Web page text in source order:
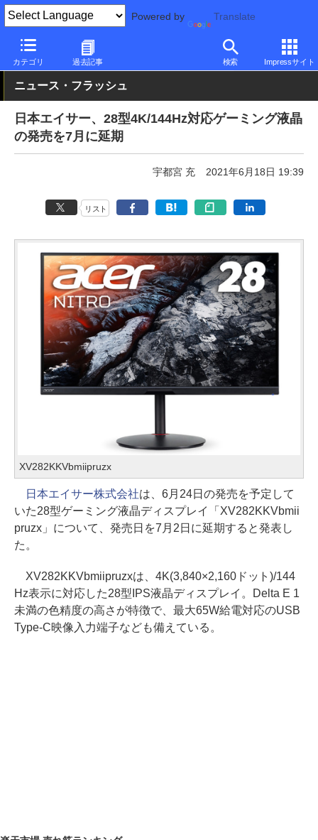
Powered by Translate
カテゴリ 過去記事 検索 Impressサイト
PC Watch 半導体/周辺機器
ニュース・フラッシュ
日本エイサー、28型4K/144Hz対応ゲーミング液晶
の発売を7月に延期
宇都宮 充 2021年6月18日 19:39
リスト
XV282KKVbmiipruzx
日本エイサー株式会社は、6月24日の発売を予定して
いた28型ゲーミング液晶ディスプレイ「XV282KKVbmii
pruzx」について、発売日を7月2日に延期すると発表し
た。
XV282KKVbmiipruzxは、4K(3,840×2,160ドット)/144
Hz表示に対応した28型IPS液晶ディスプレイ。Delta E 1
未満の色精度の高さが特徴で、最大65W給電対応のUSB
Type-C映像入力端子なども備えている。